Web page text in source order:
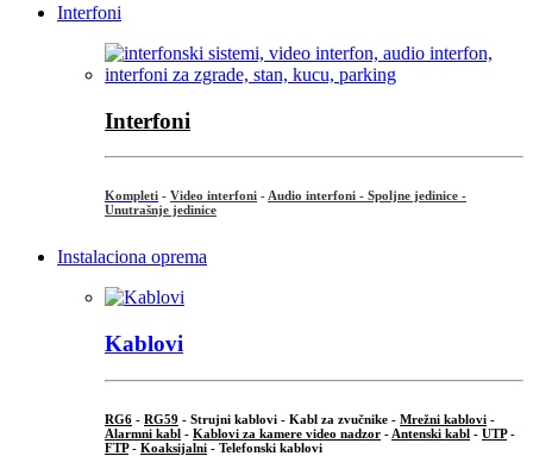
Interfoni
Interfoni
Kompleti - Video interfoni - Audio interfoni - Spoljne jedinice -
Unutrašnje jedinice
Instalaciona oprema
Kablovi
RG6 - RG59 - Strujni kablovi - Kabl za zvučnike - Mrežni kablovi -
Alarmni kabl - Kablovi za kamere video nadzor - Antenski kabl - UTP-
FTP- Koaksijalni - Telefonski kablovi